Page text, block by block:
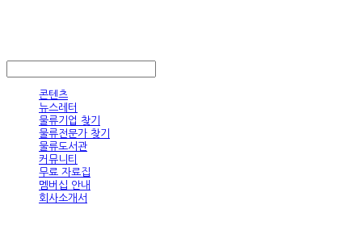
콘텐츠
뉴스레터
물류기업 찾기
물류전문가 찾기
물류도서관
커뮤니티
무료 자료집
멤버십 안내
회사소개서